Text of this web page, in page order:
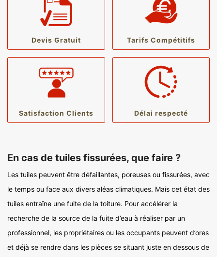
Devis Gratuit Tarifs Compétitifs
Satisfaction Clients Délai respecté
En cas de tuiles fissurées, que faire ?
Les tuiles peuvent être défaillantes, poreuses ou fissurées, avec
le temps ou face aux divers aléas climatiques. Mais cet état des
tuiles entraîne une fuite de la toiture. Pour accélérer la
recherche de la source de la fuite d’eau à réaliser par un
professionnel, les propriétaires ou les occupants peuvent d’ores
et déjà se rendre dans les pièces se situant juste en dessous de